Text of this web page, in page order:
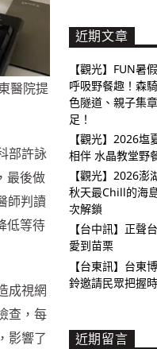
醫院提
部許詠
最後做
師判讀
低等待
成視網
查，每
影響了
近期文章
【觀光】FUN暑
呼吸野餐趣！森
色隧道、親子集
足！
【觀光】2026
相伴 水晶教堂野
【觀光】2026
秋天最Chill的海
次解鎖
【台中訊】正聲
愛到苗栗
【台東訊】台東
鈴邀請民眾把握
近期留言